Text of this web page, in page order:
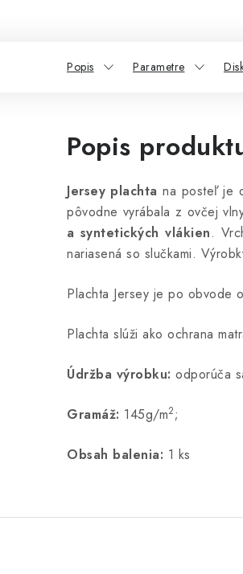
Popis Parametre
Popis
Jersey plachta na posteľ je
pôvodne vyrábala z ovčej
a syntetických vlákien.
nariasená so slučkami.
Plachta Jersey je po obvode
Plachta slúži ako ochrana
Údržba výrobku: odporúča
Gramáž: 145g/m2;
Obsah balenia: 1 ks